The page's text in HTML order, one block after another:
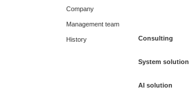
Company
Management team
History Consulting
System solution
AI solution